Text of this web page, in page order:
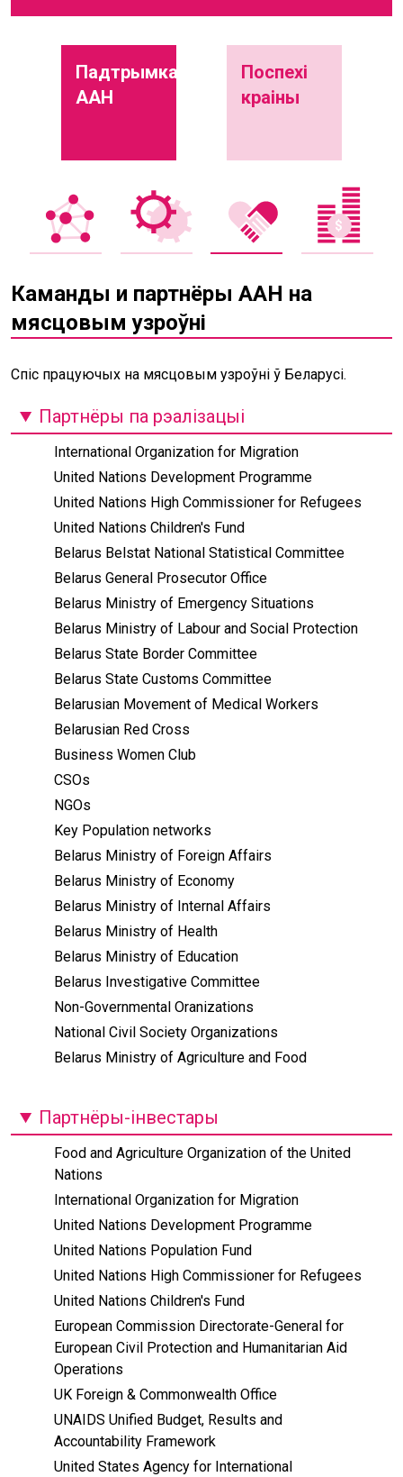
Падтрымка
ААН
Поспехі
краіны
Каманды и партнёры ААН на
мясцовым узроўні
Спіс працуючых на мясцовым узроўні ў Беларусі.
Партнёры па рэалізацыі
International Organization for Migration
United Nations Development Programme
United Nations High Commissioner for Refugees
United Nations Children's Fund
Belarus Belstat National Statistical Committee
Belarus General Prosecutor Office
Belarus Ministry of Emergency Situations
Belarus Ministry of Labour and Social Protection
Belarus State Border Committee
Belarus State Customs Committee
Belarusian Movement of Medical Workers
Belarusian Red Cross
Business Women Club
CSOs
NGOs
Key Population networks
Belarus Ministry of Foreign Affairs
Belarus Ministry of Economy
Belarus Ministry of Internal Affairs
Belarus Ministry of Health
Belarus Ministry of Education
Belarus Investigative Сommittee
Non-Governmental Oranizations
National Civil Society Organizations
Belarus Ministry of Agriculture and Food
Партнёры-інвестары
Food and Agriculture Organization of the United
Nations
International Organization for Migration
United Nations Development Programme
United Nations Population Fund
United Nations High Commissioner for Refugees
United Nations Children's Fund
European Commission Directorate-General for
European Civil Protection and Humanitarian Aid
Operations
UK Foreign & Commonwealth Office
UNAIDS Unified Budget, Results and
Accountability Framework
United States Agency for International